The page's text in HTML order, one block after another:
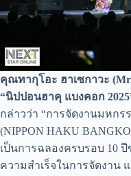
คุณทากโอะ ฮาเซกาวะ (
“นิปปอนฮาคุ แบงคอก
กล่าวว่า “การจัดงานมหกร
(NIPPON HAKU
เป็นการฉลองครบรอบ 10
ความสำเร็จในการจัดงาน